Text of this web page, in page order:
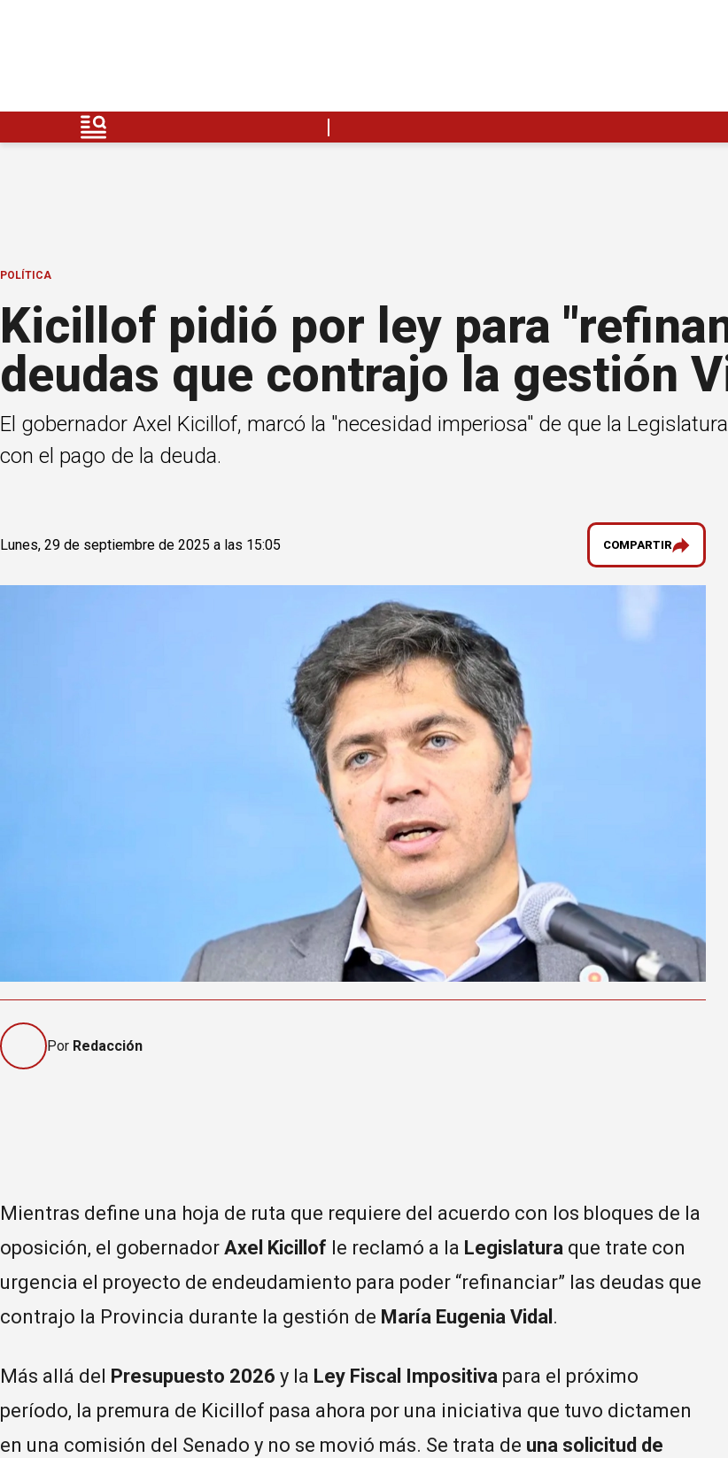
POLÍTICA
Kicillof pidió por ley para
deudas que contrajo la gestión
El gobernador Axel Kicillof, marcó la "necesidad imperiosa" de que la
con el pago de la deuda.
Lunes, 29 de septiembre de 2025 a las 15:05 COMPARTIR
Por Redacción
Mientras define una hoja de ruta que requiere del acuerdo con los bloques de la
oposición, el gobernador Axel Kicillof le reclamó a la Legislatura que trate con
urgencia el proyecto de endeudamiento para poder “refinanciar” las deudas que
contrajo la Provincia durante la gestión de María Eugenia Vidal .
Más allá del Presupuesto 2026 y la Ley Fiscal Impositiva para el próximo
período, la premura de Kicillof pasa ahora por una iniciativa que tuvo dictamen
en una comisión del Senado y no se movió más. Se trata de una solicitud de